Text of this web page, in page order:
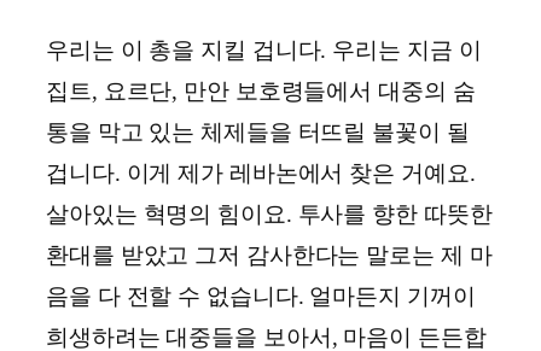
우리는 이 총을 지킬 겁니다. 우리는 지금 이
집트, 요르단, 만안 보호령들에서 대중의 숨
통을 막고 있는 체제들을 터뜨릴 불꽃이 될
겁니다. 이게 제가 레바논에서 찾은 거예요.
살아있는 혁명의 힘이요. 투사를 향한 따뜻한
환대를 받았고 그저 감사한다는 말로는 제 마
음을 다 전할 수 없습니다. 얼마든지 기꺼이
희생하려는 대중들을 보아서, 마음이 든든합